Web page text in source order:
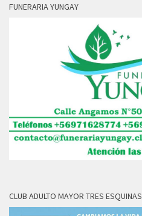
FUNERARIA YUNGAY
CLUB ADULTO MAYOR TRES ESQUINAS